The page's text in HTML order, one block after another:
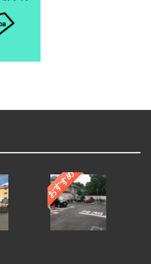
おすすめ